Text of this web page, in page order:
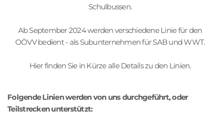
Schulbussen.
Ab September 2024 werden verschiedene Linie für den
OÖVV bedient - als Subunternehmen für SAB und WWT.
Hier finden Sie in Kürze alle Details zu den Linien.
Folgende Linien werden von uns durchgeführt, oder
Teilstrecken unterstützt: